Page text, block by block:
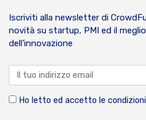
Iscriviti alla newsletter di
novità su startup, PMI ed il
dell’innovazione
Ho letto ed accetto le